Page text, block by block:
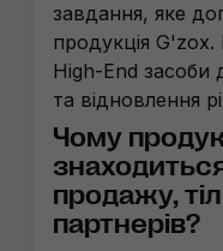
завдання, яке
продукція
High-End засоби
та відновлення
Чому
продажу,
партнерів?